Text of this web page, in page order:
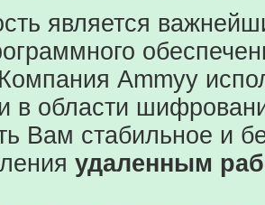
является
Ammyy
в области
Вам стабильное и
удаленным